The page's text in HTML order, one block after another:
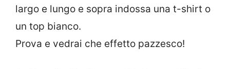
largo e lungo e sopra indossa una t-shirt o
un top bianco.
Prova e vedrai che effetto pazzesco!